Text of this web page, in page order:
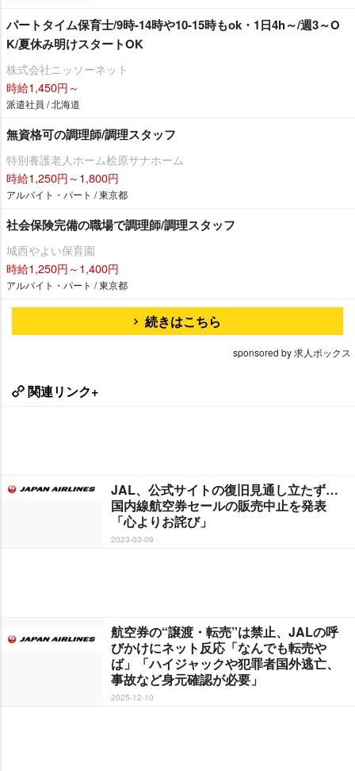
パートタイム保育士/9時-14時や10-15時もok・1日4h～/週3～O
K/夏休み明けスタートOK
株式会社ニッソーネット
時給1,450円～
派遣社員 / 北海道
無資格可の調理師/調理スタッフ
特別養護老人ホーム桧原サナホーム
時給1,250円～1,800円
アルバイト・パート / 東京都
社会保険完備の職場で調理師/調理スタッフ
城西やよい保育園
時給1,250円～1,400円
アルバイト・パート / 東京都
続きはこちら
sponsored by 求人ボックス
関連リンク+
JAL、公式サイトの復旧見通し立たず…
国内線航空券セールの販売中止を発表
「心よりお詫び」
2023-03-09
航空券の“譲渡・転売”は禁止、JALの呼
びかけにネット反応「なんでも転売
ば」「ハイジャックや犯罪者国外逃亡、
事故など身元確認が必要」
2025-12-10